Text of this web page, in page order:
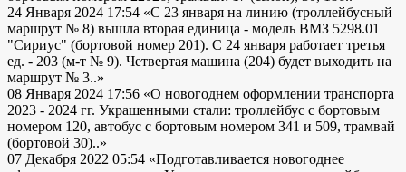
24 Января 2024 17:54 «С 23 января на линию (троллейбусный
маршрут № 8) вышла вторая единица - модель ВМЗ 5298.01
"Сириус" (бортовой номер 201). С 24 января работает третья
ед. - 203 (м-т № 9). Четвертая машина (204) будет выходить на
маршрут № 3..»
08 Января 2024 17:56 «О новогоднем оформлении транспорта
2023 - 2024 гг. Украшенными стали: троллейбус с бортовым
номером 120, автобус с бортовым номером 341 и 509, трамвай
(бортовой 30)..»
07 Декабря 2022 05:54 «Подготавливается новогоднее